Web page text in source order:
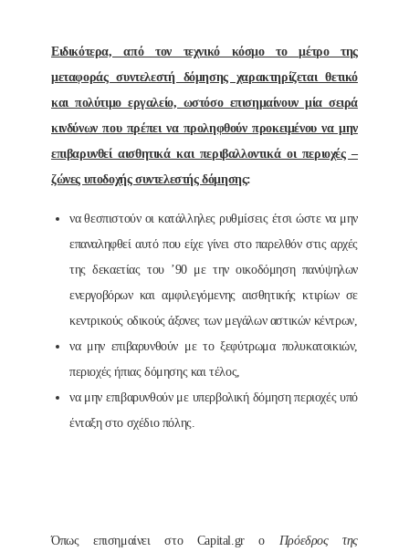
Ειδικότερα, από τον τεχνικό κόσμο το μέτρο της
μεταφοράς συντελεστή δόμησης χαρακτηρίζεται θετικό
και πολύτιμο εργαλείο, ωστόσο επισημαίνουν μία σειρά
κινδύνων που πρέπει να προληφθούν προκειμένου να μην
επιβαρυνθεί αισθητικά και περιβαλλοντικά οι περιοχές –
ζώνες υποδοχής συντελεστής δόμησης:
να θεσπιστούν οι κατάλληλες ρυθμίσεις έτσι ώστε να μην
επαναληφθεί αυτό που είχε γίνει στο παρελθόν στις αρχές
της δεκαετίας του ’90 με την οικοδόμηση πανύψηλων
ενεργοβόρων και αμφιλεγόμενης αισθητικής κτιρίων σε
κεντρικούς οδικούς άξονες των μεγάλων αστικών κέντρων,
να μην επιβαρυνθούν με το ξεφύτρωμα πολυκατοικιών,
περιοχές ήπιας δόμησης και τέλος,
να μην επιβαρυνθούν με υπερβολική δόμηση περιοχές υπό
ένταξη στο σχέδιο πόλης.
Όπως επισημαίνει στο Capital.gr ο Πρόεδρος της